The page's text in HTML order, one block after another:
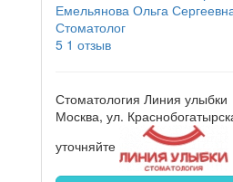
Емельянова Ольга
Стоматолог
5 1 отзыв
Стоматология Линия улыбки
Москва, ул.
уточняйте